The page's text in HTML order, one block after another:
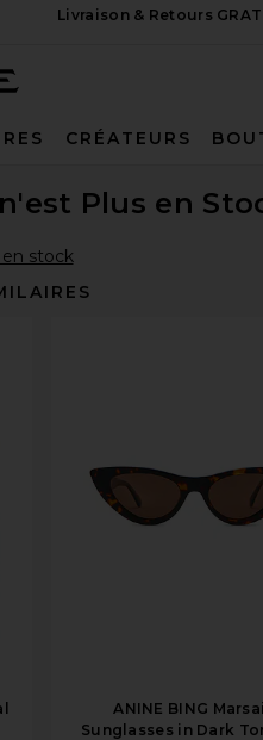
Livraison & Retours
CRÉATEURS
n'est Plus en
stock
ANINE BING
Sunglasses in Dark